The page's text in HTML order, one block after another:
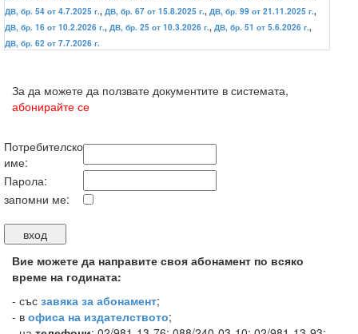
ДВ, бр. 54 от 4.7.2025 г., ДВ, бр. 67 от 15.8.2025 г., ДВ, бр. 99 от 21.11.2025 г.,
ДВ, бр. 16 от 10.2.2026 г., ДВ, бр. 25 от 10.3.2026 г., ДВ, бр. 51 от 5.6.2026 г.,
ДВ, бр. 62 от 7.7.2026 г.
За да можете да ползвате документите в системата,
абонирайте се
Потребителско
име:
Парола:
запомни ме:
Вие можете да направите своя абонамент по всяко
време на годината:
- със завяка за абонамент;
- в офиса на издателството;